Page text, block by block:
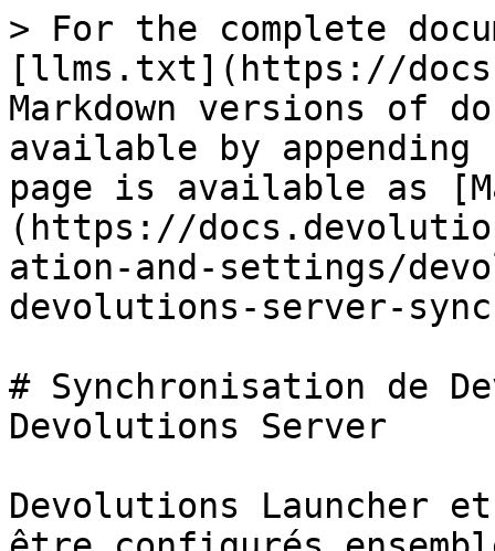
> For the complete
[llms.txt](https://
Markdown versions of
available by
page is available as
(https://
ation-and-settings/
devolutions-server-
# Synchronisation de
Devolutions Server
Devolutions Launcher